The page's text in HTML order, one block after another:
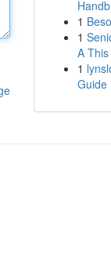
1
1
A
1
Guide